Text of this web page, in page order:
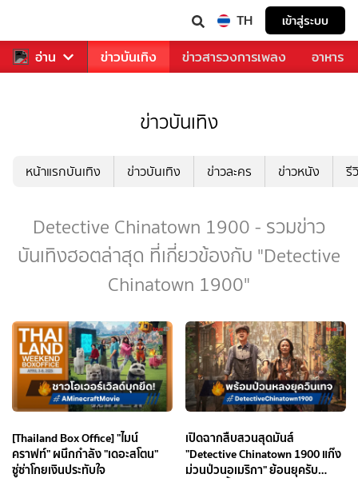
TH เข้าสู่ระบบ
อ่าน
กีฬา ข่าว ข่าวบันเทิง ข่าวสารวงการเพลง อาหาร
ข่าวบันเทิง
หน้าแรกบันเทิง ข่าวบันเทิง ข่าวละคร ข่าวหนัง รี
Detective Chinatown 1900 - รวมข่าว
บันเทิงฮอตล่าสุด ที่เกี่ยวข้องกับ "Detective
Chinatown 1900"
[Thailand Box Office] "ไมน์
คราฟท์" ผนึกกำลัง "เดอะสโตน"
ซู่ซ่าโกยเงินประทับใจ
เปิดฉากสืบสวนสุดมันส์
"Detective Chinatown 1900 แก๊ง
ม่วนป่วนอเมริกา" ย้อนยุครับ